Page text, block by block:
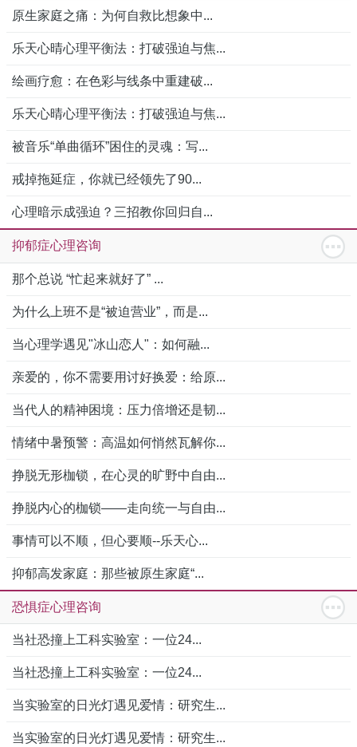
原生家庭之痛：为何自救比想象中...
乐天心晴心理平衡法：打破强迫与焦...
绘画疗愈：在色彩与线条中重建破...
乐天心晴心理平衡法：打破强迫与焦...
被音乐“单曲循环”困住的灵魂：写...
戒掉拖延症，你就已经领先了90...
心理暗示成强迫？三招教你回归自...
抑郁症心理咨询
那个总说 “忙起来就好了” ...
为什么上班不是“被迫营业”，而是...
当心理学遇见"冰山恋人"：如何融...
亲爱的，你不需要用讨好换爱：给原...
当代人的精神困境：压力倍增还是韧...
情绪中暑预警：高温如何悄然瓦解你...
挣脱无形枷锁，在心灵的旷野中自由...
挣脱内心的枷锁——走向统一与自由...
事情可以不顺，但心要顺--乐天心...
抑郁高发家庭：那些被原生家庭“...
恐惧症心理咨询
当社恐撞上工科实验室：一位24...
当社恐撞上工科实验室：一位24...
当实验室的日光灯遇见爱情：研究生...
当实验室的日光灯遇见爱情：研究生...